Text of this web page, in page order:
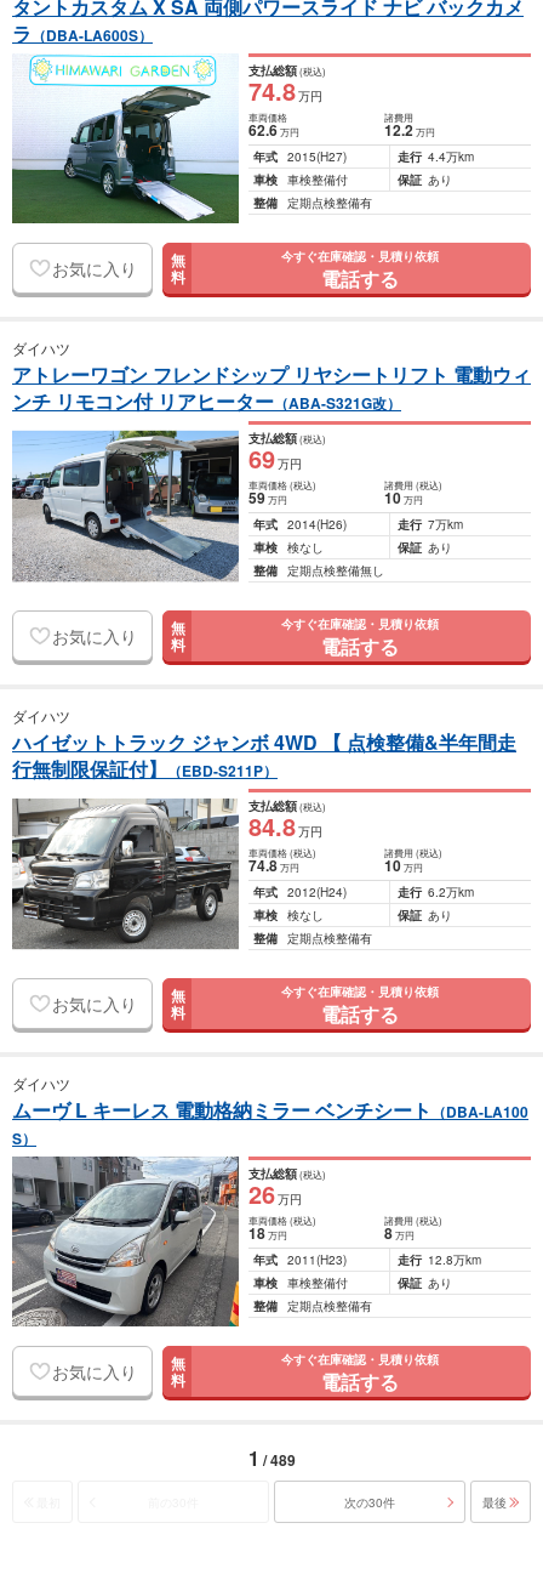
タントカスタム X SA 両側パワースライド ナビ バックカメ
ラ （DBA-LA600S）
支払総額(税込)
74.8万円
車両価格
62.6万円
諸費用
12.2 万円
年式 2015(H27) 走行 4.4万km
車検 車検整備付 保証 あり
整備 定期点検整備有
お気に入り 無
料
今すぐ在庫確認・見積り依頼
電話する
ダイハツ
アトレーワゴン フレンドシップ リヤシートリフト 電動ウィ
ンチ リモコン付 リアヒーター （ABA-S321G改）
支払総額(税込)
69万円
車両価格(税込)
59万円
諸費用 (税込)
10 万円
年式 2014(H26) 走行 7万km
車検 検なし 保証 あり
整備 定期点検整備無し
お気に入り 無
料
今すぐ在庫確認・見積り依頼
電話する
ダイハツ
ハイゼットトラック ジャンボ 4WD 【 点検整備&半年間走
行無制限保証付】
（EBD-S211P）
支払総額(税込)
84.8万円
車両価格(税込)
74.8万円
諸費用 (税込)
10 万円
年式 2012(H24) 走行 6.2万km
車検 検なし 保証 あり
整備 定期点検整備有
お気に入り 無
料
今すぐ在庫確認・見積り依頼
電話する
ダイハツ
ムーヴ L キーレス 電動格納ミラー ベンチシート （DBA-LA100
S）
支払総額(税込)
26万円
車両価格(税込)
18万円
諸費用 (税込)
8 万円
年式 2011(H23) 走行 12.8万km
車検 車検整備付 保証 あり
整備 定期点検整備有
お気に入り 無
料
今すぐ在庫確認・見積り依頼
電話する
1 / 489
次の30件 最後